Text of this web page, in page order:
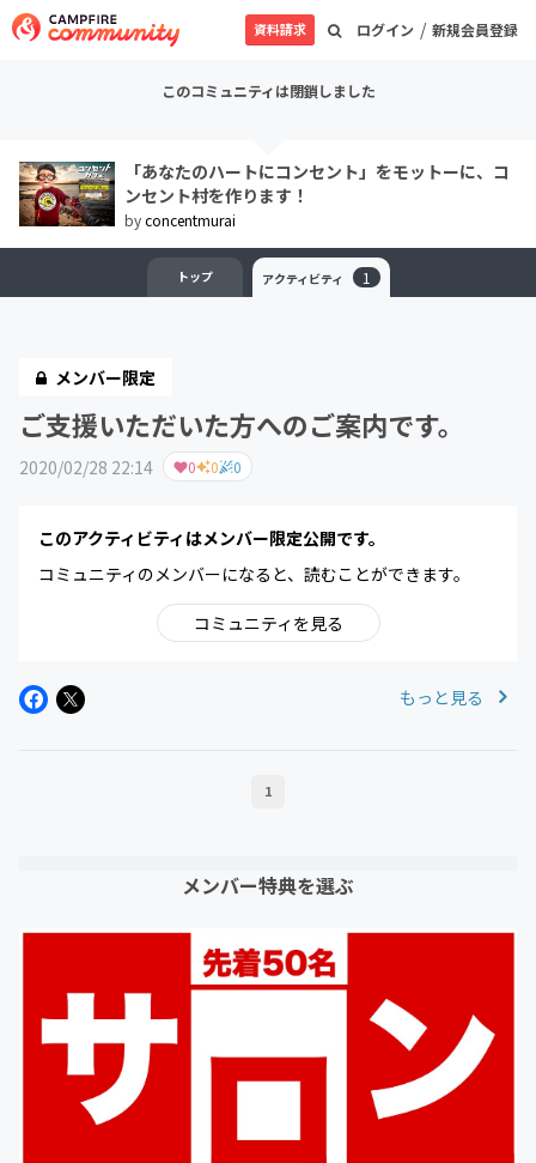
ログイン / 新規会員登録
資料請求
このコミュニティは閉鎖しました
「あなたのハートにコンセント」をモットーに、コ
ンセント村を作ります！
byconcentmurai
トップ アクティビティ 1
メンバー限定
ご支援いただいた方へのご案内です。
2020/02/28 22:14 0 0 0
このアクティビティはメンバー限定公開です。
コミュニティのメンバーになると、読むことができます。
コミュニティを見る
もっと見る
1
メンバー特典を選ぶ